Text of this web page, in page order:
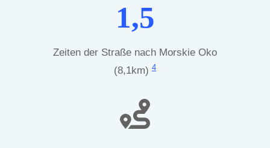
1,5
Zeiten der Straße nach Morskie Oko
(8,1km) 4